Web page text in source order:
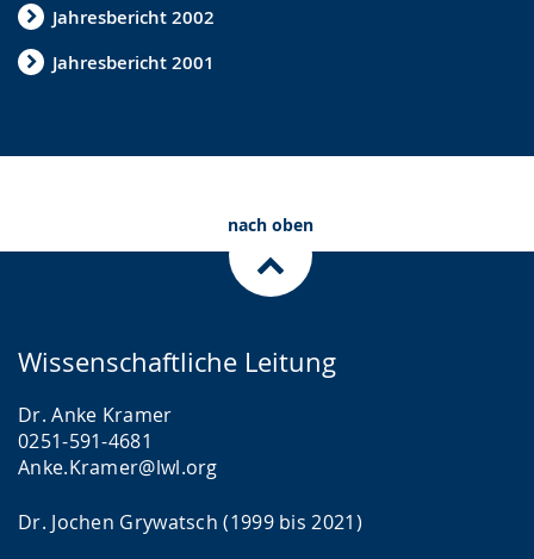
Jahresbericht 2002
Jahresbericht 2001
i
g
nach oben
Wissenschaftliche Leitung
Dr. Anke Kramer
0251-591-4681
Anke.Kramer@lwl.org
Dr. Jochen Grywatsch (1999 bis 2021)